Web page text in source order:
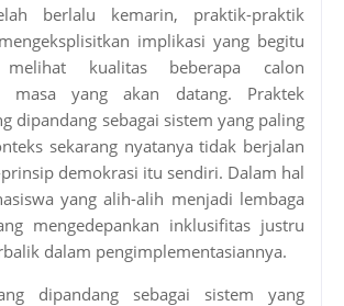
berlalu kemarin, praktik-praktik
implikasi yang begitu
melihat kualitas beberapa calon
masa yang akan datang. Praktek
dipandang sebagai sistem yang paling
sekarang nyatanya tidak berjalan
demokrasi itu sendiri. Dalam hal
yang alih-alih menjadi lembaga
mengedepankan inklusifitas justru
dalam pengimplementasiannya.
dipandang sebagai sistem yang